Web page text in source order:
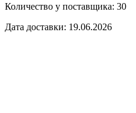
Количество у поставщика: 30
Дата доставки: 19.06.2026